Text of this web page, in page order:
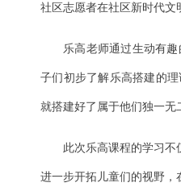
社区志愿者在社区新时代
乐高老师通过生动有
子们初步了解乐高搭建的
就搭建好了属于他们独一
此次乐高课程的学习不
进一步开拓儿童们的视野